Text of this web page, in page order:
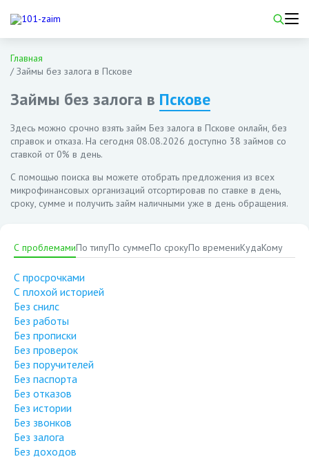
Главная
/Займы без залога в Пскове
Займы без залога в Пскове
Здесь можно срочно взять займ Без залога в Пскове онлайн, без
справок и отказа. На сегодня 08.08.2026 доступно 38 займов со
ставкой от 0% в день.
С помощью поиска вы можете отобрать предложения из всех
микрофинансовых организаций отсортировав по ставке в день,
сроку, сумме и получить займ наличными уже в день обращения.
С проблемамиПо типуПо суммеПо срокуПо времениКудаКому
С просрочками
С плохой историей
Без снилс
Без работы
Без прописки
Без проверок
Без поручителей
Без паспорта
Без отказов
Без истории
Без звонков
Без залога
Без доходов